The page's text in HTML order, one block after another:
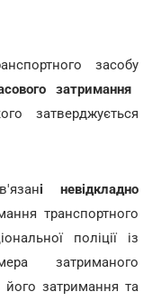
засобу
затримання
затверджується
і невідкладно
транспортного
поліції із
затриманого
його затримання та